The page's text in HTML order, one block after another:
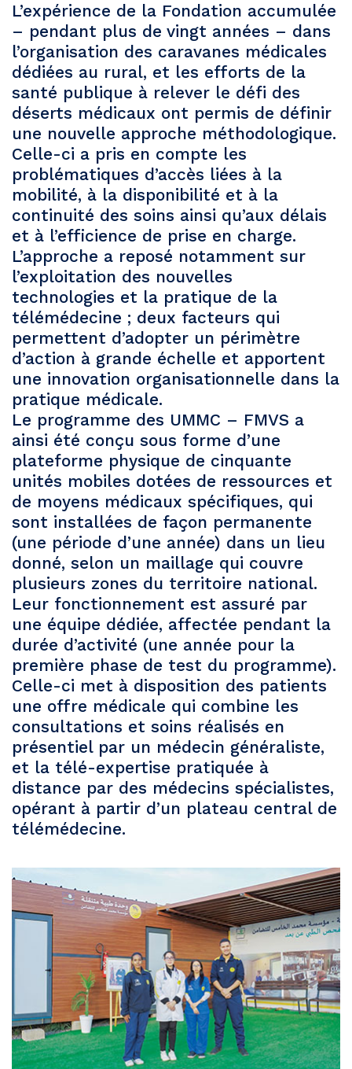
L’expérience de la Fondation accumulée
– pendant plus de vingt années – dans
l’organisation des caravanes médicales
dédiées au rural, et les efforts de la
santé publique à relever le défi des
déserts médicaux ont permis de définir
une nouvelle approche méthodologique.
Celle-ci a pris en compte les
problématiques d’accès liées à la
mobilité, à la disponibilité et à la
continuité des soins ainsi qu’aux délais
et à l’efficience de prise en charge.
L’approche a reposé notamment sur
l’exploitation des nouvelles
technologies et la pratique de la
télémédecine ; deux facteurs qui
permettent d’adopter un périmètre
d’action à grande échelle et apportent
une innovation organisationnelle dans la
pratique médicale.
Le programme des UMMC – FMVS a
ainsi été conçu sous forme d’une
plateforme physique de cinquante
unités mobiles dotées de ressources et
de moyens médicaux spécifiques, qui
sont installées de façon permanente
(une période d’une année) dans un lieu
donné, selon un maillage qui couvre
plusieurs zones du territoire national.
Leur fonctionnement est assuré par
une équipe dédiée, affectée pendant la
durée d’activité (une année pour la
première phase de test du programme).
Celle-ci met à disposition des patients
une offre médicale qui combine les
consultations et soins réalisés en
présentiel par un médecin généraliste,
et la télé-expertise pratiquée à
distance par des médecins spécialistes,
opérant à partir d’un plateau central de
télémédecine.